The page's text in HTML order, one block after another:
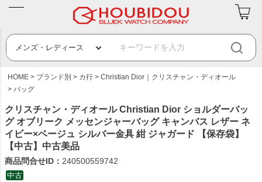
HOME ブランド別 カ行
Christian Dior｜クリスチャン・ディオール
バッグ
クリスチャン・ディオール Christian Dior ショルダーバッ
グ オブリーク メッセンジャーバッグ キャンバス レザー ネ
イビー×ベージュ シルバー金具 紺 ジャガード 【保存袋】
【中古】中古美品
商品問合せID： 240500559742
中古